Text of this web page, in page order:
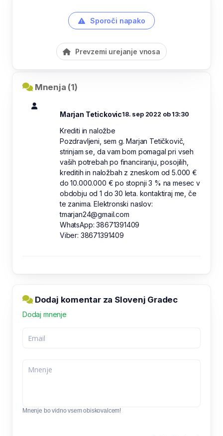
Sporoči napako
Prevzemi urejanje vnosa
Mnenja (1)
Marjan Tetickovic18. sep 2022 ob 13:30
Krediti in naložbe
Pozdravljeni, sem g. Marjan Tetičkovič,
strinjam se, da vam bom pomagal pri vseh
vaših potrebah po financiranju, posojilih,
kreditih in naložbah z zneskom od 5.000 €
do 10.000.000 € po stopnji 3 % na mesec v
obdobju od 1 do 30 leta. kontaktiraj me, če
te zanima. Elektronski naslov:
tmarjan24@gmail.com
WhatsApp: 38671391409
Viber: 38671391409
Dodaj komentar za Slovenj Gradec
Dodaj mnenje
Mnenje bo vidno vsem obiskovalcem!